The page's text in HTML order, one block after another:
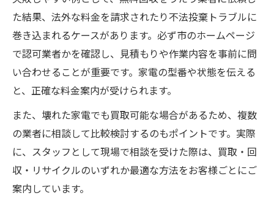
た結果、法外な料金を請求されたり不法投棄トラブルに
巻き込まれるケースがあります。必ず市のホームページ
で認可業者かを確認し、見積もりや作業内容を事前に問
い合わせることが重要です。家電の型番や状態を伝える
と、正確な料金案内が受けられます。
また、壊れた家電でも買取可能な場合があるため、複数
の業者に相談して比較検討するのもポイントです。実際
に、スタッフとして現場で相談を受けた際は、買取・回
収・リサイクルのいずれか最適な方法をお客様ごとにご
案内しています。